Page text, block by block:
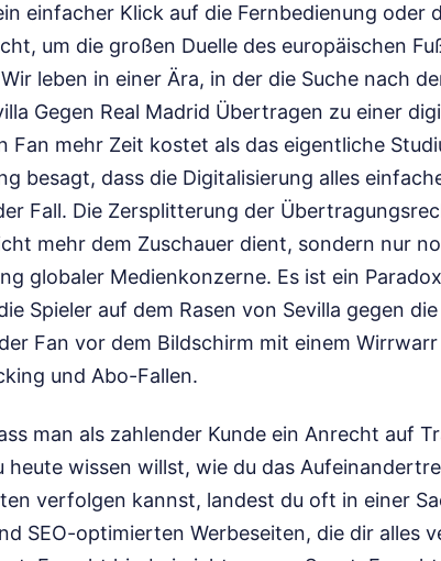
einfacher Klick auf die Fernbedienung oder
um die großen Duelle des europäischen
leben in einer Ära, in der die Suche nach
Gegen Real Madrid Übertragen zu einer
Fan mehr Zeit kostet als das eigentliche
besagt, dass die Digitalisierung alles
Fall. Die Zersplitterung der
mehr dem Zuschauer dient, sondern nur
globaler Medienkonzerne. Es ist ein
Spieler auf dem Rasen von Sevilla gegen
Fan vor dem Bildschirm mit einem Wirrwarr
und Abo-Fallen.
man als zahlender Kunde ein Anrecht auf
heute wissen willst, wie du das
verfolgen kannst, landest du oft in einer
SEO-optimierten Werbeseiten, die dir alles